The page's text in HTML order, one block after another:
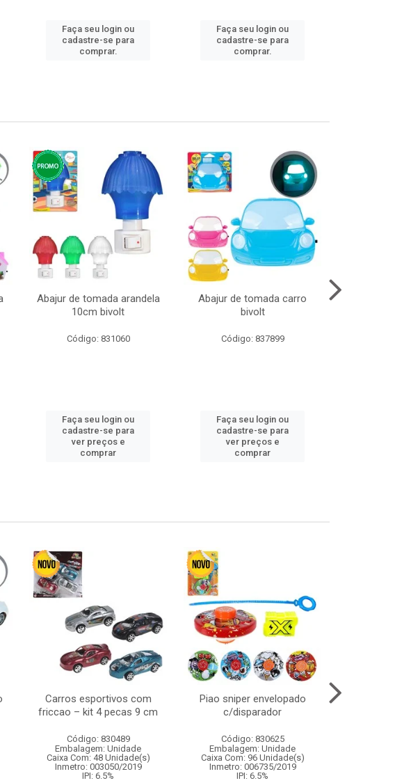
Faça seu login ou
cadastre-se para
comprar.
Faça seu login ou
cadastre-se para
comprar.
Abajur de tomada arandela
10cm bivolt
Código: 831060
Faça seu login ou
cadastre-se para
ver preços e
comprar
Abajur de tomada carro
bivolt
Código: 837899
Faça seu login ou
cadastre-se para
ver preços e
comprar
Carros esportivos com
friccao – kit 4 pecas 9 cm
Código: 830489
Embalagem: Unidade
Caixa Com: 48 Unidade(s)
Inmetro: 003050/2019
IPI: 6.5%
Piao sniper envelopado
c/disparador
Código: 830625
Embalagem: Unidade
Caixa Com: 96 Unidade(s)
Inmetro: 006735/2019
IPI: 6.5%